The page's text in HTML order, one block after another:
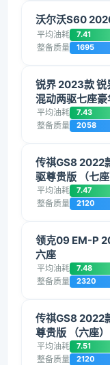
沃尔沃S60
平均油耗 7.41
整备质量 1695
锐界 2023款
混动两驱七座豪
平均油耗 7.43
整备质量 2058
传祺GS8 2022
驱尊贵版 （七座
平均油耗 7.47
整备质量 2120
领克09 EM-P
六座
平均油耗 7.48
整备质量 2320
传祺GS8 2022
尊贵版 （六座）
平均油耗 7.51
整备质量 2120